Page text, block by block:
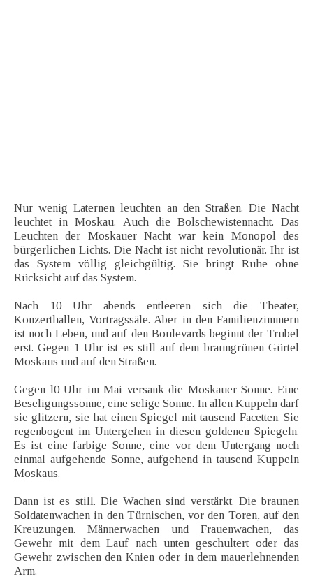
Nur wenig Laternen leuchten an den Straßen. Die Nacht
leuchtet in Moskau. Auch die Bolschewistennacht. Das
Leuchten der Moskauer Nacht war kein Monopol des
bürgerlichen Lichts. Die Nacht ist nicht revolutionär. Ihr ist
das System völlig gleichgültig. Sie bringt Ruhe ohne
Rücksicht auf das System.
Nach 10 Uhr abends entleeren sich die Theater,
Konzerthallen, Vortragssäle. Aber in den Familienzimmern
ist noch Leben, und auf den Boulevards beginnt der Trubel
erst. Gegen 1 Uhr ist es still auf dem braungrünen Gürtel
Moskaus und auf den Straßen.
Gegen l0 Uhr im Mai versank die Moskauer Sonne. Eine
Beseligungssonne, eine selige Sonne. In allen Kuppeln darf
sie glitzern, sie hat einen Spiegel mit tausend Facetten. Sie
regenbogent im Untergehen in diesen goldenen Spiegeln.
Es ist eine farbige Sonne, eine vor dem Untergang noch
einmal aufgehende Sonne, aufgehend in tausend Kuppeln
Moskaus.
Dann ist es still. Die Wachen sind verstärkt. Die braunen
Soldatenwachen in den Türnischen, vor den Toren, auf den
Kreuzungen. Männerwachen und Frauenwachen, das
Gewehr mit dem Lauf nach unten geschultert oder das
Gewehr zwischen den Knien oder in dem mauerlehnenden
Arm.